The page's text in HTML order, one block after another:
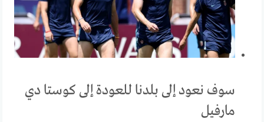
سوف نعود إلى بلدنا للعودة إلى كوستا دي
مارفيل